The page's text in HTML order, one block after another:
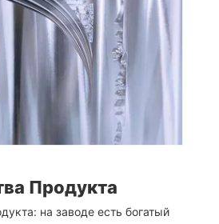
Продукта
на заводе есть богатый